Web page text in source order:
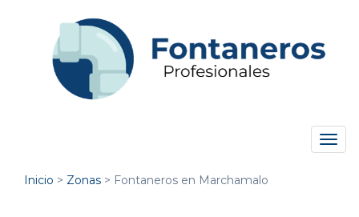
Inicio > Zonas > Fontaneros en Marchamalo